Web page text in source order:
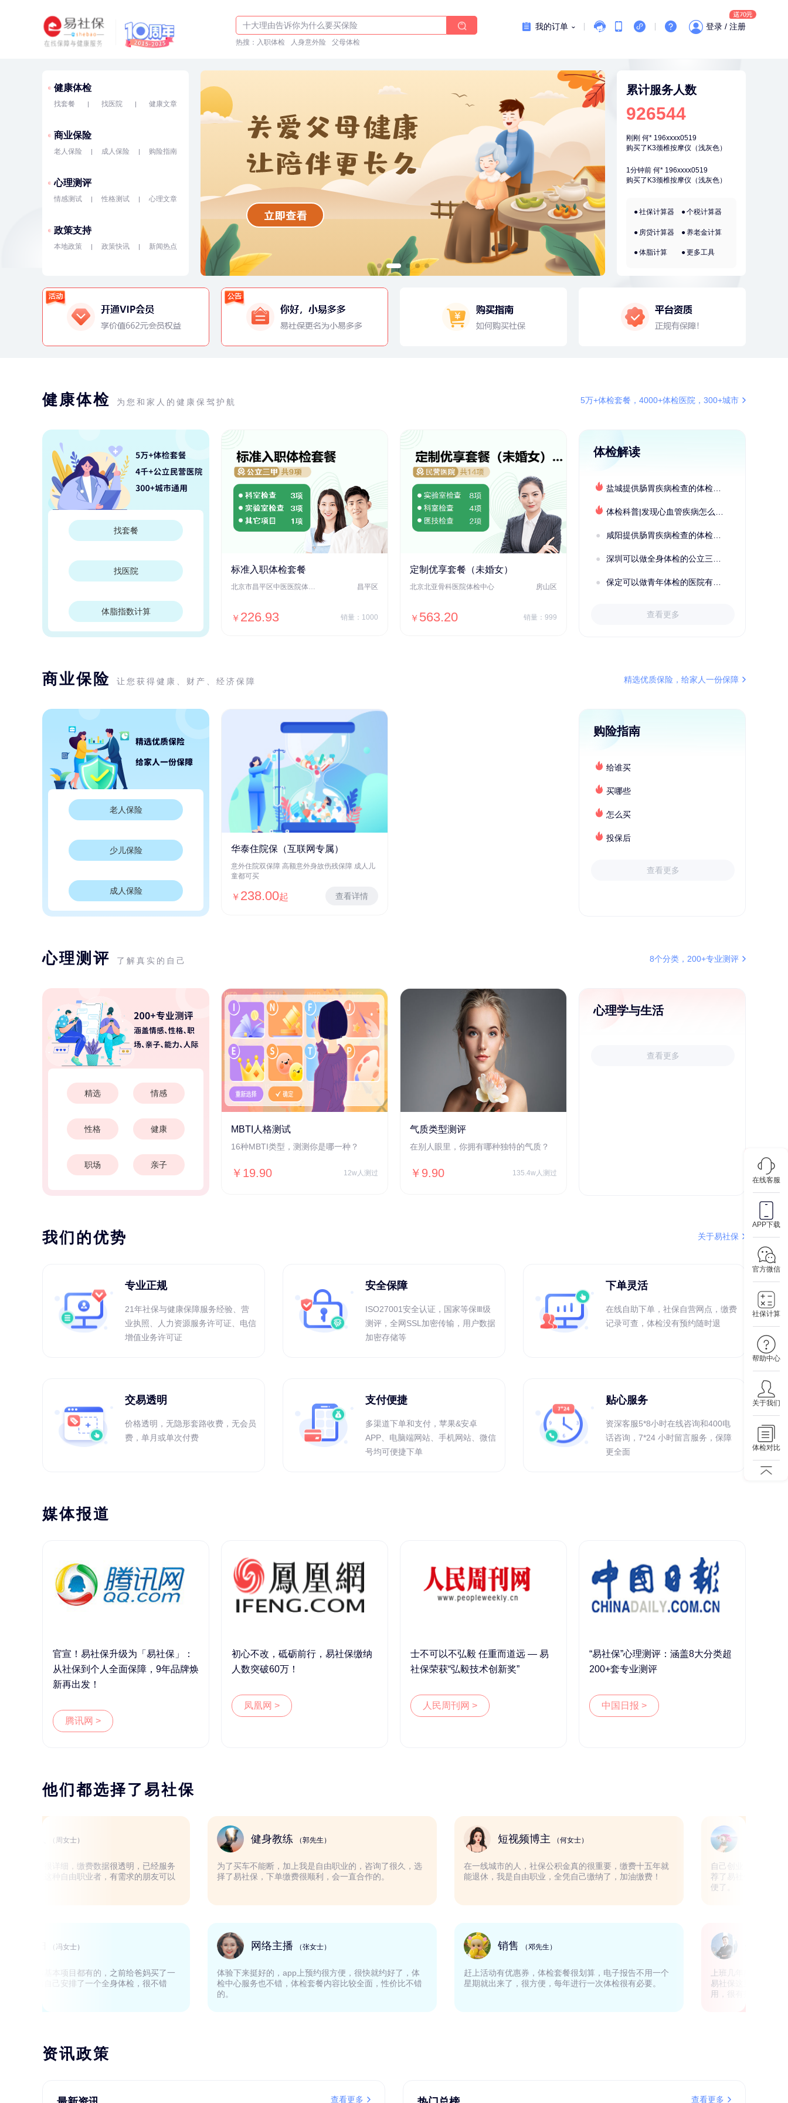
十大理由告诉你为什么要买保险
入职体检在线预约
热搜： 入职体检 人身意外险 父母体检
我的订单 登录 / 注册
健康体检
找套餐 找医院 健康文章
商业保险
老人保险 成人保险 购险指南
心理测评
情感测试 性格测试 心理文章
政策支持
本地政策 政策快讯 新闻热点
累计服务人数
926544
成功预约了关怀老人B套餐
购买了K3颈椎按摩仪（浅灰色）
刚刚 何* 196xxxx0519
购买了K3颈椎按摩仪（浅灰色）
1分钟前 何* 196xxxx0519
购买了K3颈椎按摩仪（浅灰色）
1分钟前 杜** 135xxxx5327
成功预约了标准体检套餐（男）
成功预约了妇科套餐
2分钟前 毛** 152xxxx1599
购买了联创雅斯奶锅DF-CP103M
成功预约了男性婚前体检基础套餐
7分钟前 林** 187xxxx0819
7分钟前 孙** 189xxxx6435
社保计算器 个税计算器
房贷计算器 养老金计算
体脂计算 更多工具
健康体检 为您和家人的健康保驾护航 5万+体检套餐，4000+体检医院，300+城市
找套餐
找医院
体脂指数计算
标准入职体检套餐
北京市昌平区中医医院体检中心 昌平区
￥ 226.93 销量：1000
定制优享套餐（未婚女）
北京北亚骨科医院体检中心 房山区
￥ 563.20 销量：999
秦皇岛市第一医院体检中心 北戴河区
体检解读
盐城提供肠胃疾病检查的体检套餐有哪些？体检机构有哪些选择？如何预约？
体检科普|发现心血管疾病怎么办？
咸阳提供肠胃疾病检查的体检套餐有哪些？体检机构有哪些选择？如何预约？
深圳可以做全身体检的公立三甲医院及体检套餐汇总
保定可以做青年体检的医院有哪些？有哪些套餐可以选择？
查看更多
商业保险 让您获得健康、财产、经济保障 精选优质保险，给家人一份保障
老人保险
少儿保险
成人保险
华泰住院保（互联网专属）
意外住院双保障 高额意外身故伤残保障 成人儿
童都可买
￥ 238.00起 查看详情
购险指南
给谁买
买哪些
怎么买
投保后
查看更多
心理测评 了解真实的自己 8个分类，200+专业测评
精选 情感
性格 健康
职场 亲子
MBTI人格测试
16种MBTI类型，测测你是哪一种？
￥19.90 12w人测过
气质类型测评
在别人眼里，你拥有哪种独特的气质？
￥9.90 135.4w人测过
心理学与生活
查看更多
我们的优势 关于易社保
专业正规
21年社保与健康保障服务经验、营
业执照、人力资源服务许可证、电信
增值业务许可证
安全保障
ISO27001安全认证，国家等保Ⅲ级
测评，全网SSL加密传输，用户数据
加密存储等
下单灵活
在线自助下单，社保自营网点，缴费
记录可查，体检没有预约随时退
交易透明
价格透明，无隐形套路收费，无会员
费，单月或单次付费
支付便捷
多渠道下单和支付，苹果&安卓
APP、电脑端网站、手机网站、微信
号均可便捷下单
贴心服务
资深客服5*8小时在线咨询和400电
话咨询，7*24 小时留言服务，保障
更全面
媒体报道
官宣！易社保升级为「易社保」：
从社保到个人全面保障，9年品牌焕
新再出发！
腾讯网 >
初心不改，砥砺前行，易社保缴纳
人数突破60万！
凤凰网 >
士不可以不弘毅 任重而道远 — 易
社保荣获“弘毅技术创新奖”
人民周刊网 >
“易社保”心理测评：涵盖8大分类超
200+套专业测评
中国日报 >
他们都选择了易社保
新媒体人
非常棒，客服解释的很详细，缴费数据很透明，已经服务
很久了，非常适合我这种自由职业者，有需求的朋友可以
健身教练
为了买车不能断，加上我是自由职业的，咨询了很久，选
择了易社保，下单缴费很顺利，会一直合作的。
短视频博主
在一线城市的人，社保公积金真的很重要，缴费十五年就
能退休，我是自由职业，全凭自己缴纳了，加油缴费！
家庭主妇
第二次购买了，体检基本项目都有的，之前给爸妈买了一
个体检套餐，这次给自己安排了一个全身体检，很不错
网络主播
体验下来挺好的，app上预约很方便，很快就约好了，体
检中心服务也不错，体检套餐内容比较全面，性价比不错
销售
赶上活动有优惠券，体检套餐很划算，电子报告不用一个
星期就出来了，很方便，每年进行一次体检很有必要。
资讯政策
查看更多 查看更多
在线客服
APP下载
官方微信
社保计算
帮助中心
关于我们
体检对比